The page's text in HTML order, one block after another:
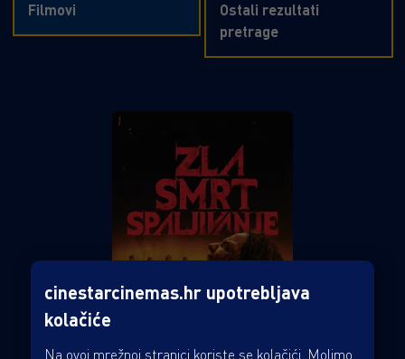
Filmovi
Ostali rezultati
pretrage
cinestarcinemas.hr upotrebljava
kolačiće
Na ovoj mrežnoj stranici koriste se kolačići. Molimo